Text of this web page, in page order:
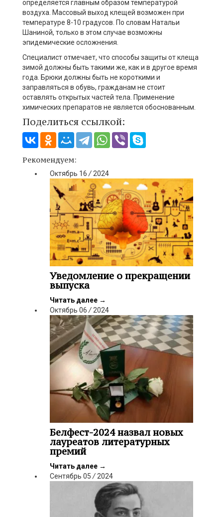
определяется главным образом температурой
воздуха. Массовый выход клещей возможен при
температуре 8-10 градусов. По словам Натальи
Шаниной, только в этом случае возможны
эпидемические осложнения.
Специалист отмечает, что способы защиты от клеща
зимой должны быть такими же, как и в другое время
года. Брюки должны быть не короткими и
заправляться в обувь, гражданам не стоит
оставлять открытых частей тела. Применение
химических препаратов не является обоснованным.
Поделиться ссылкой:
Рекомендуем:
Октябрь 16 / 2024
Уведомление о прекращении
выпуска
Читать далее →
Октябрь 06/2024
Белфест-2024 назвал новых
лауреатов литературных
премий
Читать далее →
Сентябрь 05/2024